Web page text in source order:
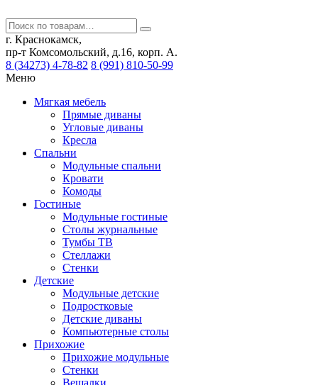
г. Краснокамск,
пр-т Комсомольский, д.16, корп. А.
8 (34273) 4-78-82 8 (991) 810-50-99
Меню
Мягкая мебель
Прямые диваны
Угловые диваны
Кресла
Спальни
Модульные спальни
Кровати
Комоды
Гостиные
Модульные гостиные
Столы журнальные
Тумбы ТВ
Стеллажи
Стенки
Детские
Модульные детские
Подростковые
Детские диваны
Компьютерные столы
Прихожие
Прихожие модульные
Стенки
Вешалки